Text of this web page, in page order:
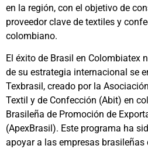
en la región, con el objetivo de
proveedor clave de textiles y
colombiano.
El éxito de Brasil en Colombiatex
de su estrategia internacional se
Texbrasil, creado por la
Textil y de Confección (Abit) en
Brasileña de Promoción de
(ApexBrasil). Este programa ha
apoyar a las empresas brasileñas